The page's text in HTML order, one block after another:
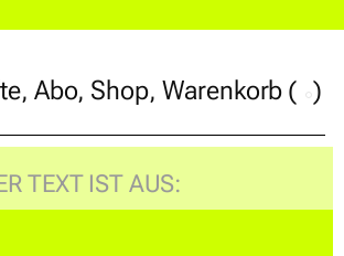
, Abo, Shop, Warenkorb ( )
,Abo,Shop,Warenkorb(
TEXT IST AUS: